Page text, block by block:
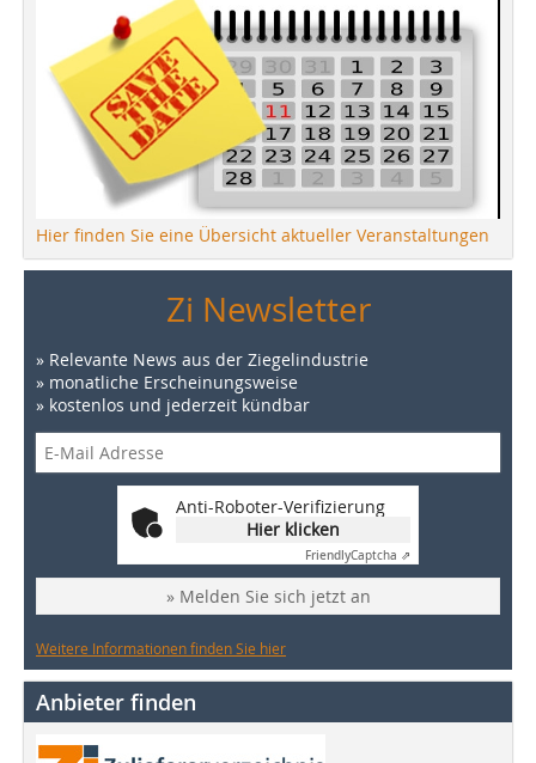
Hier finden Sie eine Übersicht aktueller Veranstaltungen
Zi Newsletter
» Relevante News aus der Ziegelindustrie
» monatliche Erscheinungsweise
» kostenlos und jederzeit kündbar
Anti-Roboter-Verifizierung
Hier klicken
FriendlyCaptcha ⇗
» Melden Sie sich jetzt an
Weitere Informationen finden Sie hier
Anbieter finden